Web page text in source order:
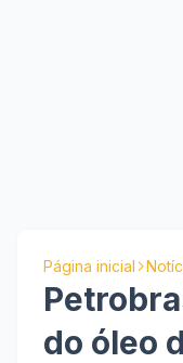
Página inicial
do óleo